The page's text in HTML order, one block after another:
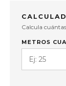
Calcula
METROS